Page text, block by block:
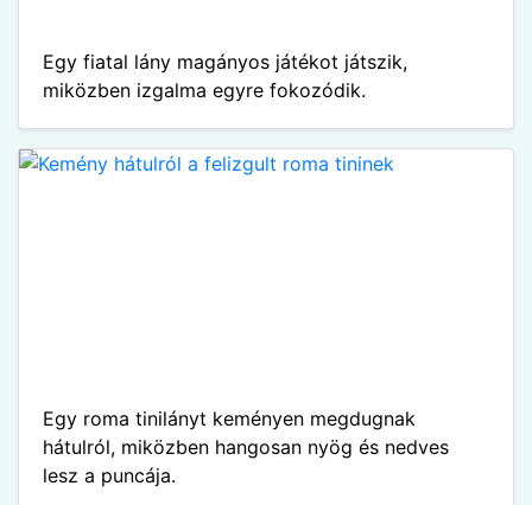
Egy fiatal lány magányos játékot játszik,
miközben izgalma egyre fokozódik.
Egy roma tinilányt keményen megdugnak
hátulról, miközben hangosan nyög és nedves
lesz a puncája.